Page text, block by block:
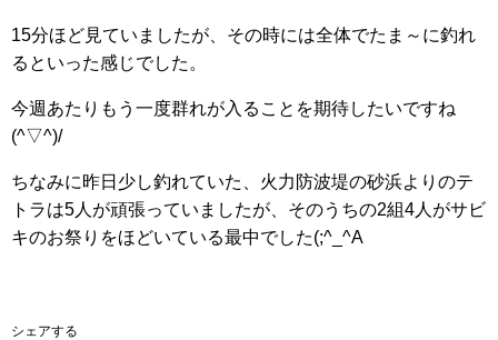
15分ほど見ていましたが、その時には全体でたま～に釣れ
るといった感じでした。
今週あたりもう一度群れが入ることを期待したいですね
(^▽^)/
ちなみに昨日少し釣れていた、火力防波堤の砂浜よりのテ
トラは5人が頑張っていましたが、そのうちの2組4人がサビ
キのお祭りをほどいている最中でした(;^_^A
シェアする